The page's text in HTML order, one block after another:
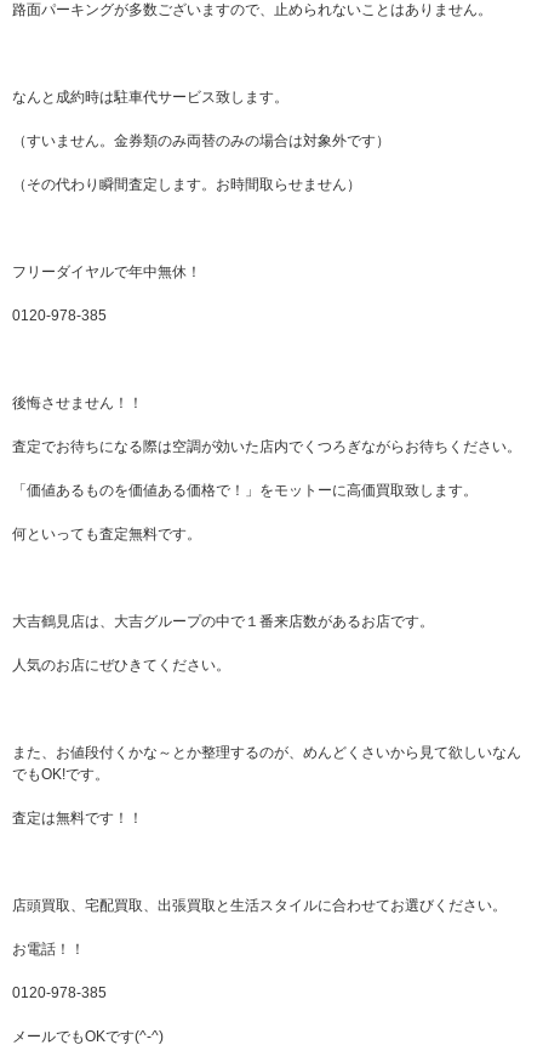
路面パーキングが多数ございますので、止められないことはありません。
なんと成約時は駐車代サービス致します。
（すいません。金券類のみ両替のみの場合は対象外です）
（その代わり瞬間査定します。お時間取らせません）
フリーダイヤルで年中無休！
0120-978-385
後悔させません！！
査定でお待ちになる際は空調が効いた店内でくつろぎながらお待ちください。
「価値あるものを価値ある価格で！」をモットーに高価買取致します。
何といっても査定無料です。
大吉鶴見店は、大吉グループの中で１番来店数があるお店です。
人気のお店にぜひきてください。
また、お値段付くかな～とか整理するのが、めんどくさいから見て欲しいなん
でもOK!です。
査定は無料です！！
店頭買取、宅配買取、出張買取と生活スタイルに合わせてお選びください。
お電話！！
0120-978-385
メールでもOKです(^-^)